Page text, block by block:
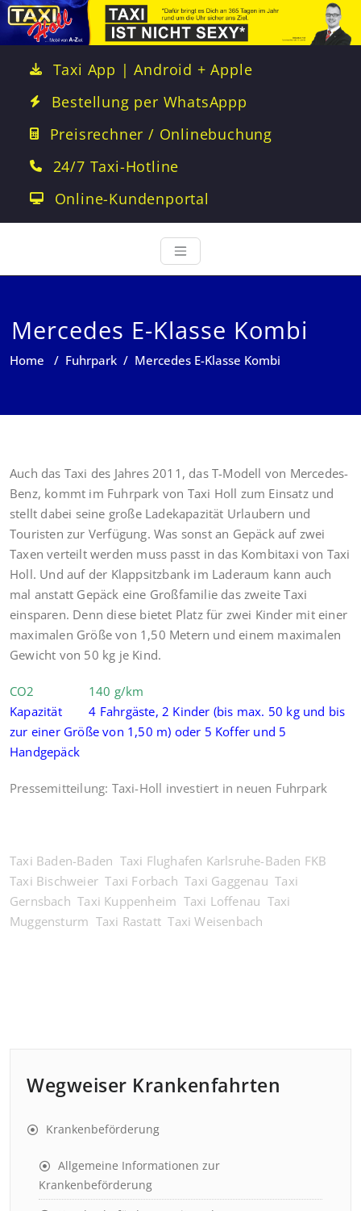
Taxi App | Android + Apple
Bestellung per WhatsAppp
Preisrechner / Onlinebuchung
24/7 Taxi-Hotline
Online-Kundenportal
Mercedes E-Klasse Kombi
Home / Fuhrpark / Mercedes E-Klasse Kombi
Auch das Taxi des Jahres 2011, das T-Modell von Mercedes-
Benz, kommt im Fuhrpark von Taxi Holl zum Einsatz und
stellt dabei seine große Ladekapazität Urlaubern und
Touristen zur Verfügung. Was sonst an Gepäck auf zwei
Taxen verteilt werden muss passt in das Kombitaxi von Taxi
Holl. Und auf der Klappsitzbank im Laderaum kann auch
mal anstatt Gepäck eine Großfamilie das zweite Taxi
einsparen. Denn diese bietet Platz für zwei Kinder mit einer
maximalen Größe von 1,50 Metern und einem maximalen
Gewicht von 50 kg je Kind.
CO2 140 g/km
Kapazität 4 Fahrgäste, 2 Kinder (bis max. 50 kg und bis
zur einer Größe von 1,50 m) oder 5 Koffer und 5
Handgepäck
Pressemitteilung: Taxi-Holl investiert in neuen Fuhrpark
Taxi Baden-Baden Taxi Flughafen Karlsruhe-Baden FKB
Taxi Bischweier Taxi Forbach Taxi Gaggenau Taxi
Gernsbach Taxi Kuppenheim Taxi Loffenau Taxi
Muggensturm Taxi Rastatt Taxi Weisenbach
Wegweiser Krankenfahrten
Krankenbeförderung
Allgemeine Informationen zur
Krankenbeförderung